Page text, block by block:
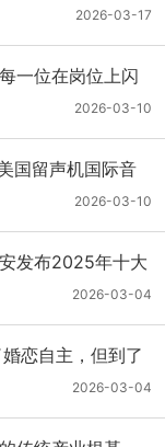
2026-03-17
一位在岗位上闪
2026-03-10
国留声机国际音
流行音乐｜钢琴_
2026-03-10
发布2025年十大
2026-03-04
恋自主，但到了
上升｜刘汶蓉 一
2026-03-04